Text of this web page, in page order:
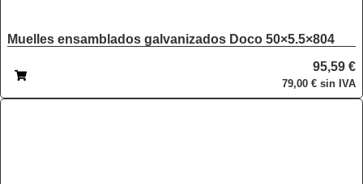
Muelles ensamblados galvanizados Doco 50×5.5×804
95,59 €
79,00 € sin IVA